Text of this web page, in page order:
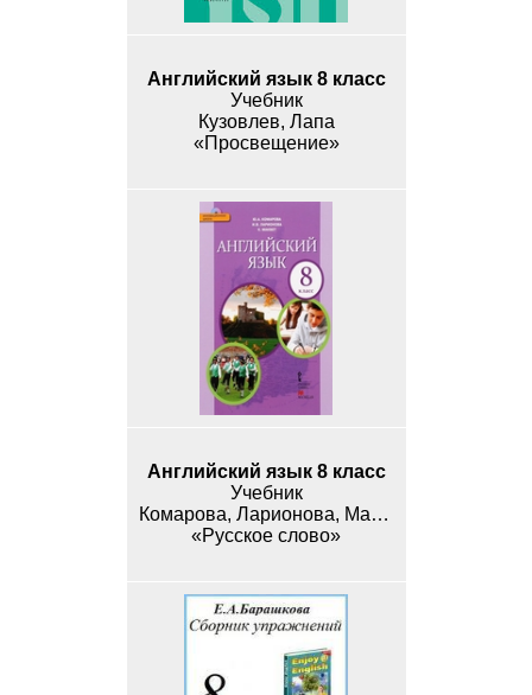
Английский язык 8 класс
Учебник
Кузовлев, Лапа
«Просвещение»
Английский язык 8 класс
Учебник
Комарова, Ларионова, Макбет
«Русское слово»